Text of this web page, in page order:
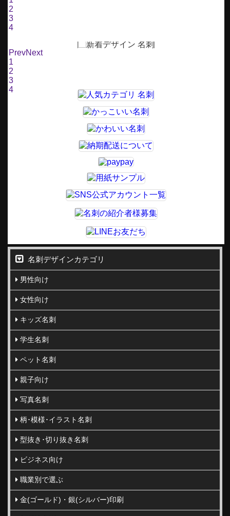
2
3
4
PrevNext
1
2
3
4
名刺デザインカテゴリ
男性向け
女性向け
キッズ名刺
学生名刺
ペット名刺
親子向け
写真名刺
柄･模様･イラスト名刺
型抜き･切り抜き名刺
ビジネス向け
職業別で選ぶ
金(ゴールド)・銀(シルバー)印刷